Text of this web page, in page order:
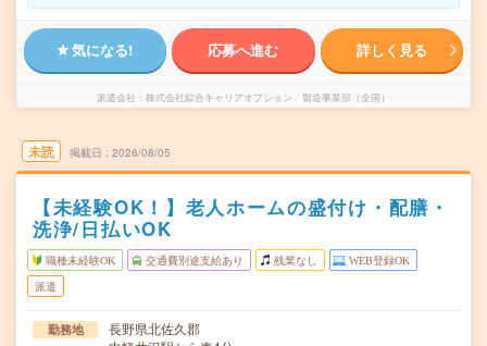
気になる! 応募へ進む 詳しく見る
派遣会社 株式会社綜合キャリアオプション 製造事業部（全国）
未読 掲載日 2026/08/05
【未経験OK！】老人ホームの盛付け・配膳・
洗浄/日払いOK
職種未経験OK 交通費別途支給あり 残業なし WEB登録OK
派遣
勤務地
長野県北佐久郡